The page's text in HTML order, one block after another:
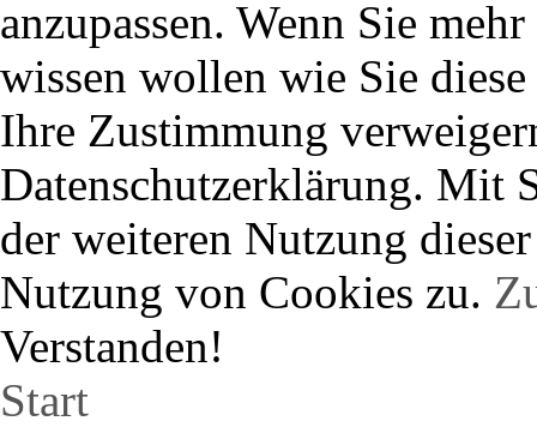
anzupassen. Wenn Sie
wissen wollen wie Sie
Ihre Zustimmung
Datenschutzerklärung. Mit
der weiteren Nutzung
Nutzung von Cookies zu.
Verstanden!
Start